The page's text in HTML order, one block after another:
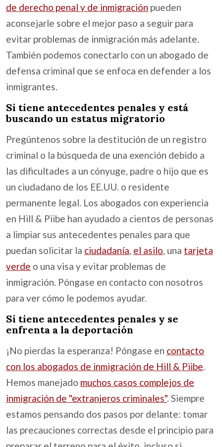
de derecho penal y de inmigración pueden
aconsejarle sobre el mejor paso a seguir para
evitar problemas de inmigración más adelante.
También podemos conectarlo con un abogado de
defensa criminal que se enfoca en defender a los
inmigrantes.
Si tiene antecedentes penales y está
buscando un estatus migratorio
Pregúntenos sobre la destitución de un registro
criminal o la búsqueda de una exención debido a
las dificultades a un cónyuge, padre o hijo que es
un ciudadano de los EE.UU. o residente
permanente legal. Los abogados con experiencia
en Hill & Piibe han ayudado a cientos de personas
a limpiar sus antecedentes penales para que
puedan solicitar la ciudadanía el asilo , una tarjeta
verde o una visa y evitar problemas de
inmigración. Póngase en contacto con nosotros
para ver cómo le podemos ayudar.
Si tiene antecedentes penales y se
enfrenta a la deportación
¡No pierdas la esperanza! Póngase en contacto
con los abogados de inmigración de Hill & Piibe
Hemos manejado muchos casos complejos de
inmigración de "extranjeros criminales". Siempre
estamos pensando dos pasos por delante: tomar
las precauciones correctas desde el principio para